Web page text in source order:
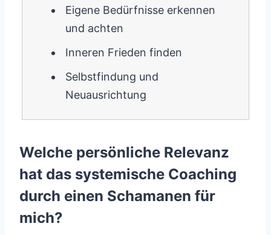
Eigene Bedürfnisse erkennen
und achten
Inneren Frieden finden
Selbstfindung und
Neuausrichtung
Welche persönliche Relevanz
hat das systemische Coaching
durch einen Schamanen für
mich?